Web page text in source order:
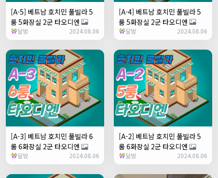
[A-5] 베트남 호치민 풀빌라 5
룸 5화장실 2군 타오디엔
달밤 2024.08.06
[A-4] 베트남 호치민 풀빌라 5
룸 5화장실 2군 타오디엔
달밤 2024.08.06
[A-3] 베트남 호치민 풀빌라 6
룸 6화장실 2군 타오디엔
달밤 2024.08.06
[A-2] 베트남 호치민 풀빌라 5
룸 6화장실 2군 타오디엔
달밤 2024.08.06